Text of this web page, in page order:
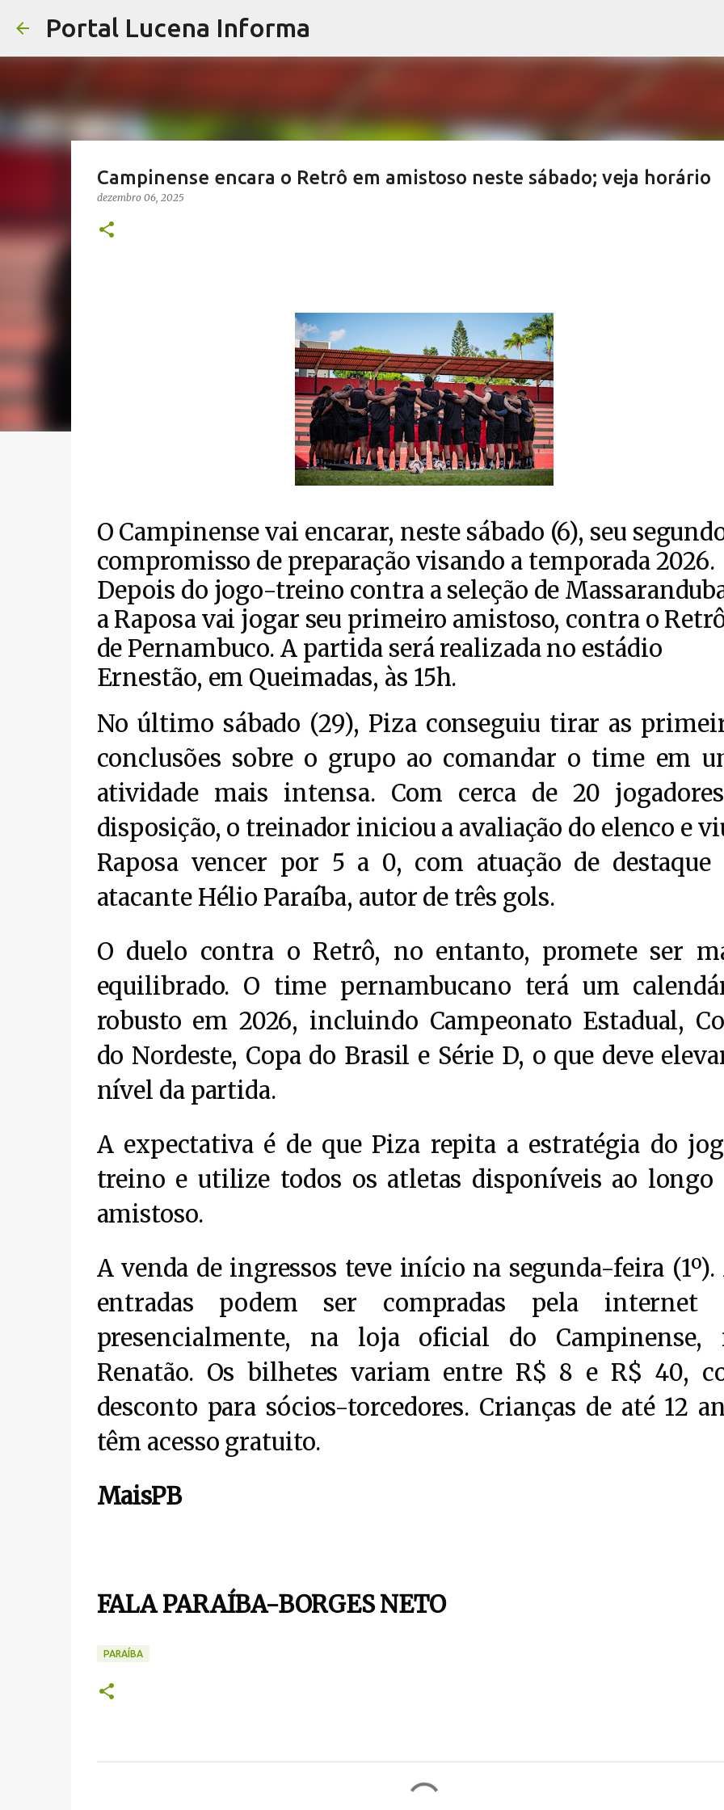
Portal Lucena Informa
Campinense encara o Retrô em amistoso neste sábado; veja horário
dezembro 06, 2025
O Campinense vai encarar, neste sábado (6), seu
compromisso de preparação visando a temporada 2026.
Depois do jogo-treino contra a seleção de
a Raposa vai jogar seu primeiro amistoso, contra o
de Pernambuco. A partida será realizada no estádio
Ernestão, em Queimadas, às 15h.
No último sábado (29), Piza conseguiu tirar as
conclusões sobre o grupo ao comandar o time em
atividade mais intensa. Com cerca de 20
disposição, o treinador iniciou a avaliação do elenco e
Raposa vencer por 5 a 0, com atuação de destaque
atacante Hélio Paraíba, autor de três gols.
O duelo contra o Retrô, no entanto, promete ser
equilibrado. O time pernambucano terá um
robusto em 2026, incluindo Campeonato Estadual,
do Nordeste, Copa do Brasil e Série D, o que deve
nível da partida.
A expectativa é de que Piza repita a estratégia do
treino e utilize todos os atletas disponíveis ao longo
amistoso.
A venda de ingressos teve início na segunda-feira (1º).
entradas podem ser compradas pela internet
presencialmente, na loja oficial do Campinense,
Renatão. Os bilhetes variam entre R$ 8 e R$ 40,
desconto para sócios-torcedores. Crianças de até 12
têm acesso gratuito.
MaisPB
FALA PARAÍBA-BORGES NETO
PARAÍBA